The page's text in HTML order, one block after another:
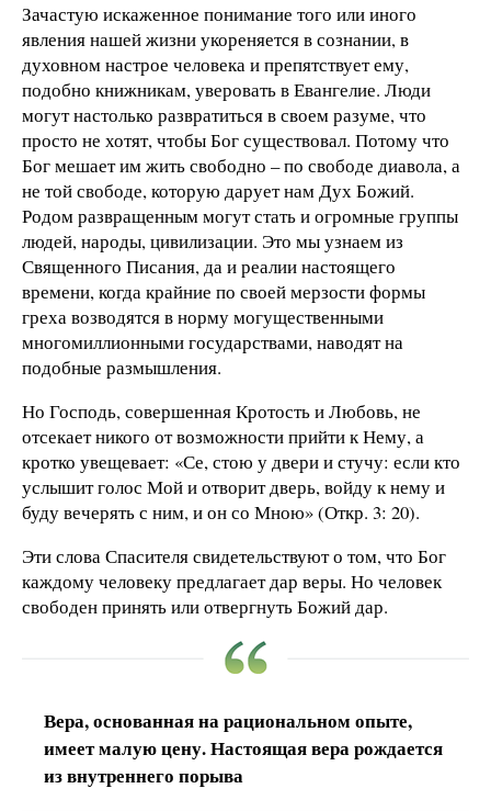
Зачастую искаженное понимание того или иного
явления нашей жизни укореняется в сознании, в
духовном настрое человека и препятствует ему,
подобно книжникам, уверовать в Евангелие. Люди
могут настолько развратиться в своем разуме, что
просто не хотят, чтобы Бог существовал. Потому что
Бог мешает им жить свободно – по свободе диавола, а
не той свободе, которую дарует нам Дух Божий.
Родом развращенным могут стать и огромные группы
людей, народы, цивилизации. Это мы узнаем из
Священного Писания, да и реалии настоящего
времени, когда крайние по своей мерзости формы
греха возводятся в норму могущественными
многомиллионными государствами, наводят на
подобные размышления.
Но Господь, совершенная Кротость и Любовь, не
отсекает никого от возможности прийти к Нему, а
кротко увещевает: «Се, стою у двери и стучу: если кто
услышит голос Мой и отворит дверь, войду к нему и
буду вечерять с ним, и он со Мною» (Откр. 3: 20).
Эти слова Спасителя свидетельствуют о том, что Бог
каждому человеку предлагает дар веры. Но человек
свободен принять или отвергнуть Божий дар.
Вера, основанная на рациональном опыте,
имеет малую цену. Настоящая вера рождается
из внутреннего порыва